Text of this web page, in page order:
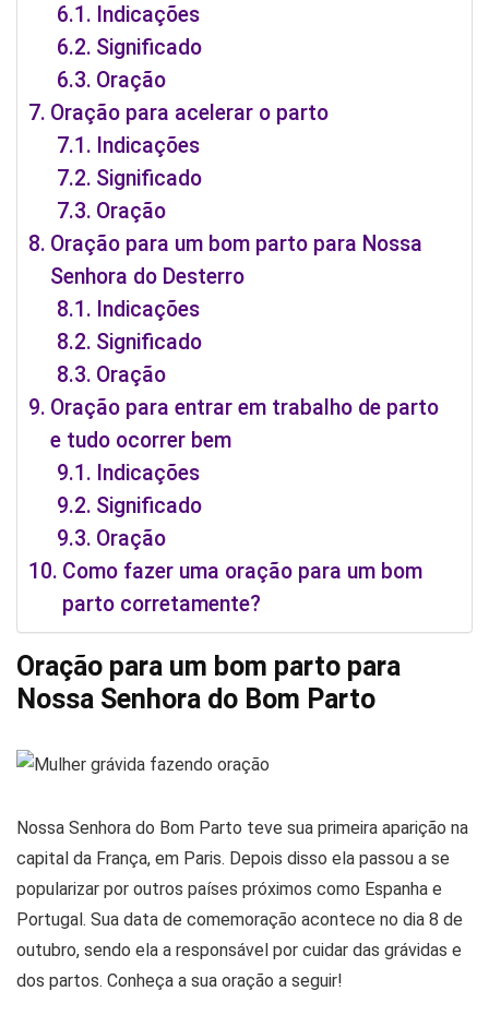
Indicações
Significado
Oração
Oração para acelerar o parto
Indicações
Significado
Oração
Oração para um bom parto para Nossa
Senhora do Desterro
Indicações
Significado
Oração
Oração para entrar em trabalho de parto
e tudo ocorrer bem
Indicações
Significado
Oração
Como fazer uma oração para um bom
parto corretamente?
Oração para um bom parto para
Nossa Senhora do Bom Parto
Nossa Senhora do Bom Parto teve sua primeira aparição na
capital da França, em Paris. Depois disso ela passou a se
popularizar por outros países próximos como Espanha e
Portugal. Sua data de comemoração acontece no dia 8 de
outubro, sendo ela a responsável por cuidar das grávidas e
dos partos. Conheça a sua oração a seguir!